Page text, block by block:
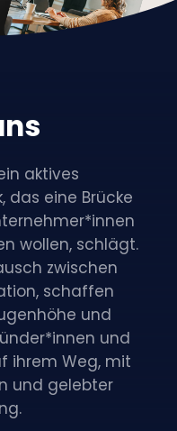
aktives
das eine Brücke
wollen, schlägt.
zwischen
schaffen
und
und
ihrem Weg, mit
und gelebter